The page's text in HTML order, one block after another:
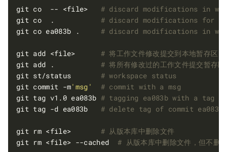
git co  -- <file> # discard modifications in
git co  . # discard modifications for
git co ea083b . # discard modifications in
git add <file> # 将工作文件修改提交到本地暂存区
git add . # 将所有修改过的工作文件提交暂存区
git st/status # workspace status
git commit -m'msg'
# commit with a msg
git tag v1.0 ea083b # tagging ea083b with a tag
git tag -d ea083b # delete tag of commit ea083b
git rm <file> # 从版本库中删除文件
git rm <file> --cached # 从版本库中删除文件，但不删